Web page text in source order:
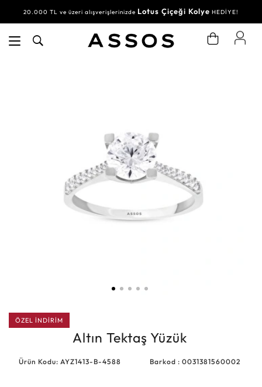
20.000 TL ve üzeri alışverişlerinizde Lotus Çiçeği Kolye HEDİYE!
ÖZEL İNDİRİM
Altın Tektaş Yüzük
Ürün Kodu: AYZ1413-B-4588 Barkod : 0031381560002